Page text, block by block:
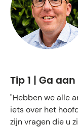
Tip 1 | Ga
"Hebben we alle
iets over het
zijn vragen die u